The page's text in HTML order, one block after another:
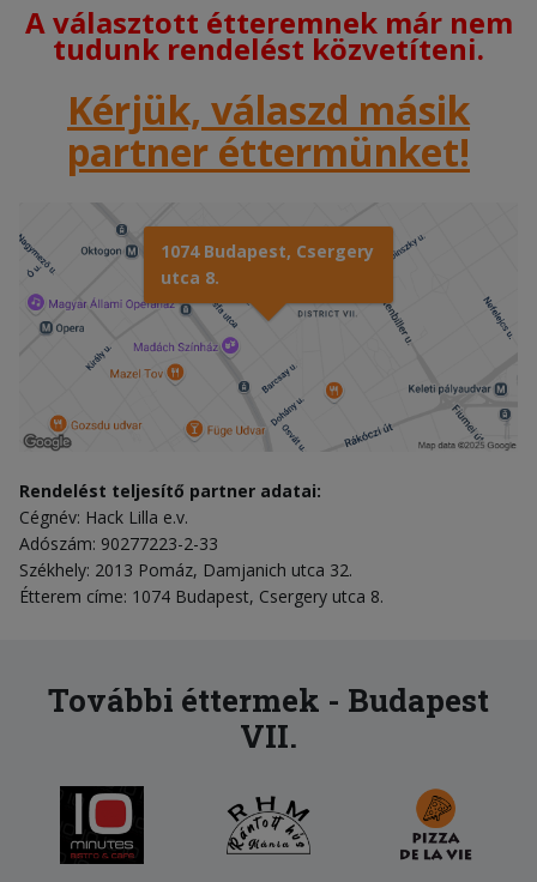
A választott étteremnek már nem
tudunk rendelést közvetíteni.
Kérjük, válaszd másik
partner éttermünket!
1074 Budapest, Csergery
utca 8.
Rendelést teljesítő partner adatai:
Cégnév: Hack Lilla e.v.
Adószám: 90277223-2-33
Székhely: 2013 Pomáz, Damjanich utca 32.
Étterem címe: 1074 Budapest, Csergery utca 8.
További éttermek - Budapest
VII.